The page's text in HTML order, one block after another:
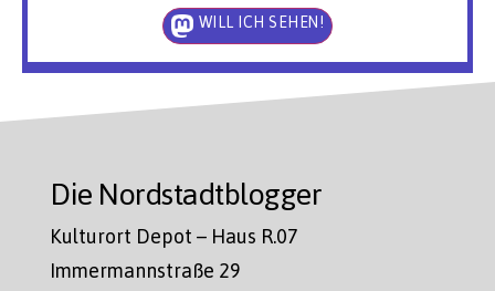
WILL ICH SEHEN!
Die Nordstadtblogger
Kulturort Depot – Haus R.07
Immermannstraße 29